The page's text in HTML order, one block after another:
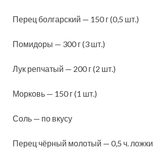
Перец болгарский — 150 г (0,5 шт.)
Помидоры — 300 г (3 шт.)
Лук репчатый — 200 г (2 шт.)
Морковь — 150 г (1 шт.)
Соль — по вкусу
Перец чёрный молотый — 0,5 ч. ложки